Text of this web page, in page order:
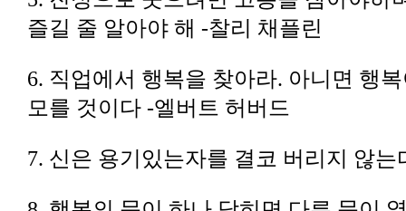
즐길 줄 알아야 해 -찰리 채플린
모를 것이다 -엘버트 허버드
7. 신은 용기있는자를 결코 버리지 않는